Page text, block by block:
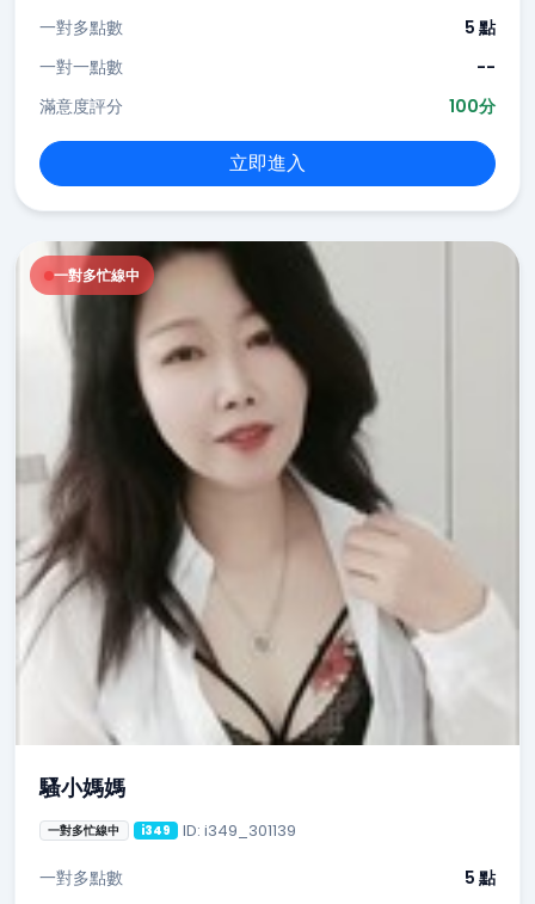
一對多點數
5 點
一對一點數
--
滿意度評分
100分
立即進入
一對多忙線中
騷小媽媽
一對多忙線中 i349 ID: i349_301139
一對多點數 5 點